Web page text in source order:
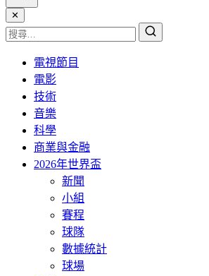
✕
電視節目
電影
技術
音樂
科學
商業與金融
2026年世界盃
新聞
小組
賽程
球隊
數據統計
球場